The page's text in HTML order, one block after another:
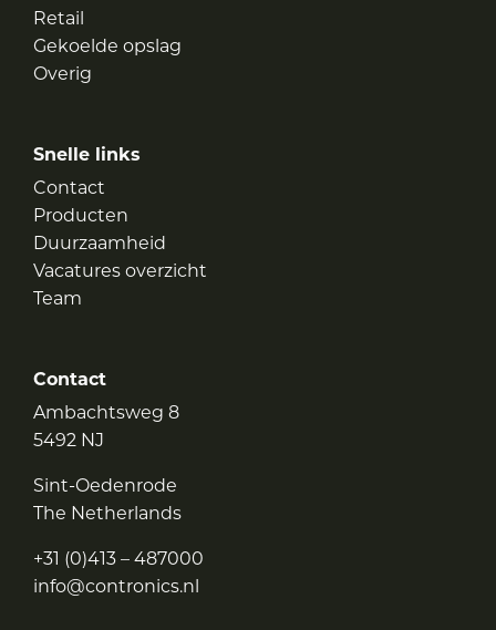
Retail
Gekoelde opslag
Overig
Snelle links
Contact
Producten
Duurzaamheid
Vacatures overzicht
Team
Contact
Ambachtsweg 8
5492 NJ
Sint-Oedenrode
The Netherlands
+31 (0)413 – 487000
info@contronics.nl